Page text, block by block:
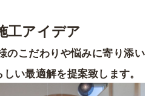
工アイデア
のこだわりや悩みに寄り添い
い最適解を提案致します。